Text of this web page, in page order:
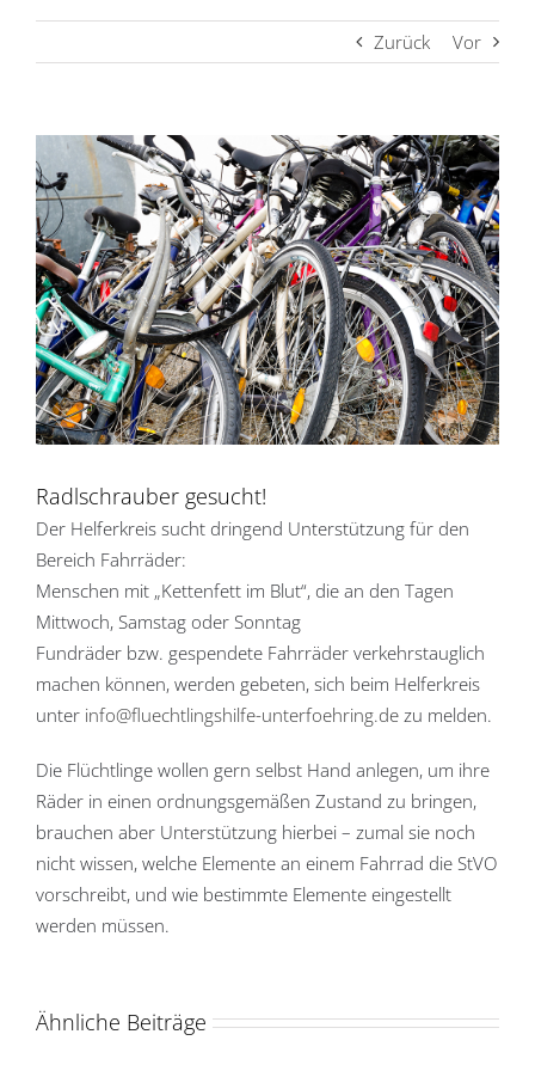
Zurück Vor
Zeige
grösseres
Bild
Radlschrauber gesucht!
Der Helferkreis sucht dringend Unterstützung für den
Bereich Fahrräder:
Menschen mit „Kettenfett im Blut“, die an den Tagen
Mittwoch, Samstag oder Sonntag
Fundräder bzw. gespendete Fahrräder verkehrstauglich
machen können, werden gebeten, sich beim Helferkreis
unter info@fluechtlingshilfe-unterfoehring.de zu melden.
Die Flüchtlinge wollen gern selbst Hand anlegen, um ihre
Räder in einen ordnungsgemäßen Zustand zu bringen,
brauchen aber Unterstützung hierbei – zumal sie noch
nicht wissen, welche Elemente an einem Fahrrad die StVO
vorschreibt, und wie bestimmte Elemente eingestellt
werden müssen.
Ähnliche Beiträge